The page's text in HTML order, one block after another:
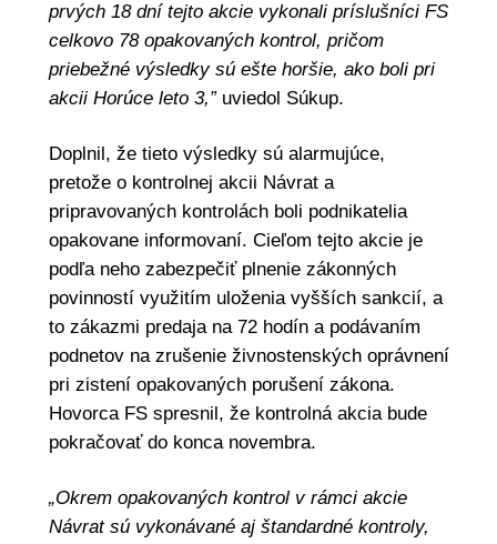
prvých 18 dní tejto akcie vykonali príslušníci FS
celkovo 78 opakovaných kontrol, pričom
priebežné výsledky sú ešte horšie, ako boli pri
akcii Horúce leto 3,”uviedol Súkup.
Doplnil, že tieto výsledky sú alarmujúce,
pretože o kontrolnej akcii Návrat a
pripravovaných kontrolách boli podnikatelia
opakovane informovaní. Cieľom tejto akcie je
podľa neho zabezpečiť plnenie zákonných
povinností využitím uloženia vyšších sankcií, a
to zákazmi predaja na 72 hodín a podávaním
podnetov na zrušenie živnostenských oprávnení
pri zistení opakovaných porušení zákona.
Hovorca FS spresnil, že kontrolná akcia bude
pokračovať do konca novembra.
„Okrem opakovaných kontrol v rámci akcie
Návrat sú vykonávané aj štandardné kontroly,